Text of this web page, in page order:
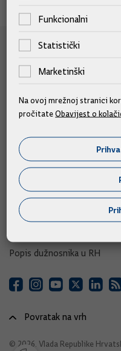
e-Građani
e-Građani
e-Savjetovanja
Portal otvorenih podataka
Izvozni portal
Adresar
Središnji katalog službenih
Adresar tijela javne vlasti
Popis dužnosnika u RH
Povratak na vrh
© 2026. Vlada Republike
Funkcionalni
Statistički
Marketinški
Na ovoj mrežnoj stranici
pročitateObavijest o